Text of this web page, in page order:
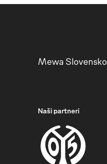
Mewa Slovensko
Naši partneri